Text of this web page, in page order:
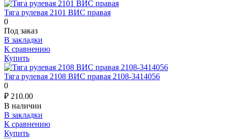
Тяга рулевая 2101 ВИС правая
0
Под заказ
В закладки
К сравнению
Купить
Тяга рулевая 2108 ВИС правая 2108-3414056
0
₽ 210.00
В наличии
В закладки
К сравнению
Купить